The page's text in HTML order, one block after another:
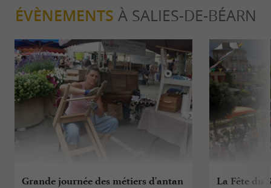
ÉVÈNEMENTS À SALIES-DE-BÉARN
Grande journée des métiers d'antan La Fête du